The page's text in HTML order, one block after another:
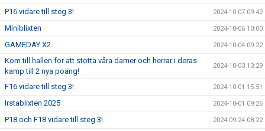
P16 vidare till steg 3! 2024-10-07 09:42
Miniblixten 2024-10-06 10:00
GAMEDAY X2 2024-10-04 09:22
Kom till hallen för att stötta våra damer och herrar i deras
kamp till 2 nya poäng!
2024-10-03 13:29
F16 vidare till steg 3! 2024-10-01 15:51
Irstablixten 2025 2024-10-01 09:26
P18 och F18 vidare till steg 3! 2024-09-24 08:22